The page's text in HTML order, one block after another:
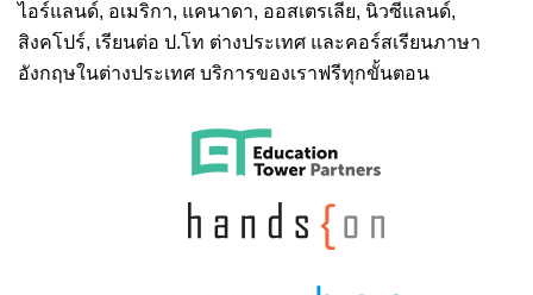
ไอร์แลนด์, อเมริกา, แคนาดา, ออสเตรเลีย, นิวซีแลนด์,
สิงคโปร์, เรียนต่อ ป.โท ต่างประเทศ และคอร์สเรียนภาษา
อังกฤษในต่างประเทศ บริการของเราฟรีทุกขั้นตอน